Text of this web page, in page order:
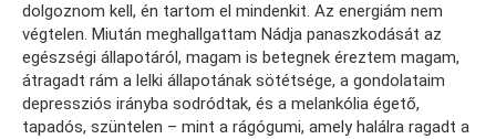
dolgoznom kell, én tartom el mindenkit. Az energiám nem
végtelen. Miután meghallgattam Nádja panaszkodását az
egészségi állapotáról, magam is betegnek éreztem magam,
átragadt rám a lelki állapotának sötétsége, a gondolataim
depressziós irányba sodródtak, és a melankólia égető,
tapadós, szüntelen – mint a rágógumi, amely halálra ragadt a